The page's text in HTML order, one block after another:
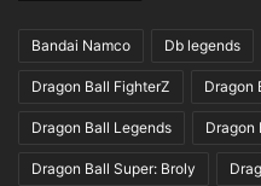
Bandai Namco Db legends
Dragon Ball FighterZ Dragon
Dragon Ball Legends Dragon
Dragon Ball Super: Broly